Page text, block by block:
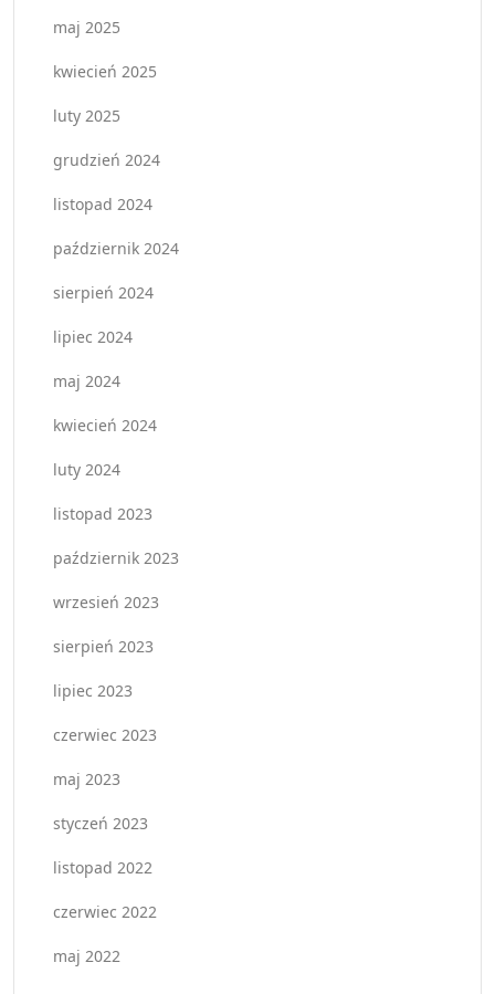
maj 2025
kwiecień 2025
luty 2025
grudzień 2024
listopad 2024
październik 2024
sierpień 2024
lipiec 2024
maj 2024
kwiecień 2024
luty 2024
listopad 2023
październik 2023
wrzesień 2023
sierpień 2023
lipiec 2023
czerwiec 2023
maj 2023
styczeń 2023
listopad 2022
czerwiec 2022
maj 2022